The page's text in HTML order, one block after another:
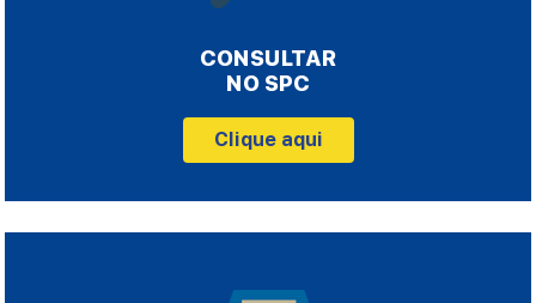
CONSULTAR
NO SPC
Clique aqui